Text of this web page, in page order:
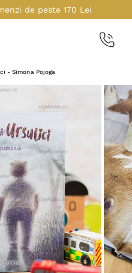
de peste 170 Lei
- Simona Pojoga